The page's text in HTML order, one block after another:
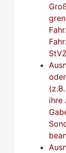
ihre